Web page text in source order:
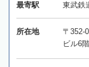
最寄駅 東武鉄
所在地
〒352-
ビル6階